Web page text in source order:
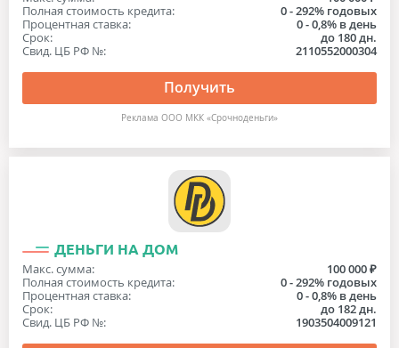
Полная стоимость кредита:
0 - 292% годовых
Процентная ставка:
0 - 0,8% в день
Срок:
до 180 дн.
Свид. ЦБ РФ №:
2110552000304
Получить
Реклама ООО МКК «Срочноденьги»
ДЕНЬГИ НА ДОМ
Макс. сумма:
100 000 ₽
Полная стоимость кредита:
0 - 292% годовых
Процентная ставка:
0 - 0,8% в день
Срок:
до 182 дн.
Свид. ЦБ РФ №:
1903504009121